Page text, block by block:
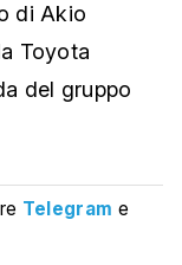
di Akio
Toyota
del gruppo
Telegram e